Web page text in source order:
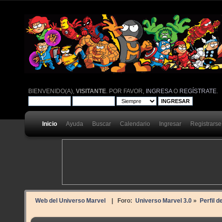
BIENVENIDO(A),VISITANTE . POR FAVOR, INGRESAO REGÍSTRATE
Inicio Ayuda Buscar Calendario Ingresar Registrarse
Web del Universo Marvel | Foro: Universo Marvel 3.0» Perfil